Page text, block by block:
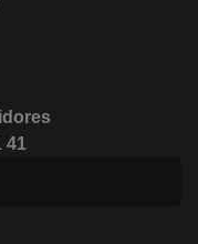
en ventana nueva)
41